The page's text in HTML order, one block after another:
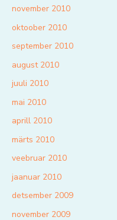
november 2010
oktoober 2010
september 2010
august 2010
juuli 2010
mai 2010
aprill 2010
märts 2010
veebruar 2010
jaanuar 2010
detsember 2009
november 2009